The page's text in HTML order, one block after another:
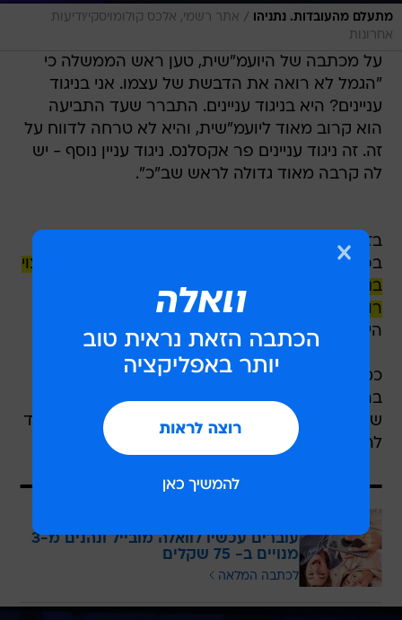
מתעלם מהעובדות. נתניהו / אתר רשמי, אלכס קולומויסקי/ידיעות
אחרונות
על מכתבה של היועמ"שית, טען ראש הממשלה כי
"הגמל לא רואה את הדבשת של עצמו. אני בניגוד
עניינים? היא בניגוד עניינים. התברר שעד התביעה
הוא קרוב מאוד ליועמ"שית, והיא לא טרחה לדווח על
זה. זה ניגוד עניינים פר אקסלנס. ניגוד עניין נוסף - יש
לה קרבה מאוד גדולה לראש שב"כ".
בזאת, ניסה להתחמק מהקביעה של השופט עמית
בפסק הדין, לפיה בשל חקירת קטאר גייט
נתניהו מצוי
בניגוד עניינים - ואסור היה לו לפטר את ראש שב"כ
רונן בר
על ידי הצפת הטענה לניגוד עניינים של
היועמ"שית.
כמו כן, הכריז נתניהו הערב כי "ממשלת ישראל
בראשותי תמנה ראש שב"כ, וזאת על אף
ש היועמ"שית הנחתה אותו רק הערב להימנע מכך
עד
להסדרת הנחיות משפטיות בכך.
עוברים עכשיו לוואלה מובייל ונהנים מ-3
מנויים ב- 75 שקלים
לכתבה המלאה